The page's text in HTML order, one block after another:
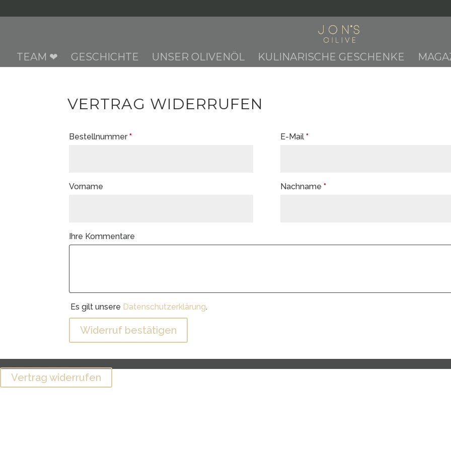
TEAM ❤︎ GESCHICHTE UNSER OLIVENÖL KULINARISCHE GESCHENKE
VERTRAG WIDERRUFEN
Bestellnummer*erforderlich E-Mail *erforderlich
Vorname Nachname *erforderlich
Page URI *erforderlich
Ihre Kommentare
Es gilt unsere Datenschutzerklärung.
Widerruf bestätigen
Vertrag widerrufen